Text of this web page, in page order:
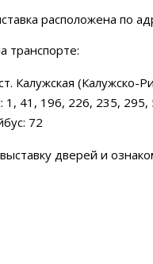
расположена по
транспорте:
Калужская (Калужско-
1, 41, 196, 226, 235, 295,
72
дверей и